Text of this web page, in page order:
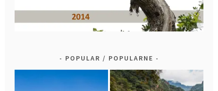
POPULAR / POPULARNE